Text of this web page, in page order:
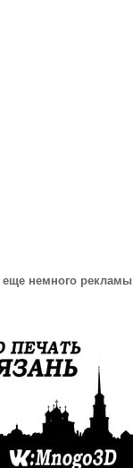
немного рекламы